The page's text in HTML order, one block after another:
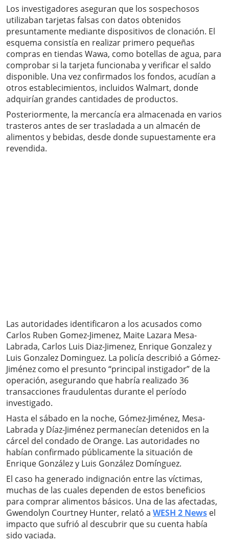
Los investigadores aseguran que los sospechosos
utilizaban tarjetas falsas con datos obtenidos
presuntamente mediante dispositivos de clonación. El
esquema consistía en realizar primero pequeñas
compras en tiendas Wawa, como botellas de agua, para
comprobar si la tarjeta funcionaba y verificar el saldo
disponible. Una vez confirmados los fondos, acudían a
otros establecimientos, incluidos Walmart, donde
adquirían grandes cantidades de productos.
Posteriormente, la mercancía era almacenada en varios
trasteros antes de ser trasladada a un almacén de
alimentos y bebidas, desde donde supuestamente era
revendida.
Las autoridades identificaron a los acusados como
Carlos Ruben Gomez-Jimenez, Maite Lazara Mesa-
Labrada, Carlos Luis Diaz-Jimenez, Enrique Gonzalez y
Luis Gonzalez Dominguez. La policía describió a Gómez-
Jiménez como el presunto “principal instigador” de la
operación, asegurando que habría realizado 36
transacciones fraudulentas durante el período
investigado.
Hasta el sábado en la noche, Gómez-Jiménez, Mesa-
Labrada y Díaz-Jiménez permanecían detenidos en la
cárcel del condado de Orange. Las autoridades no
habían confirmado públicamente la situación de
Enrique González y Luis González Domínguez.
El caso ha generado indignación entre las víctimas,
muchas de las cuales dependen de estos beneficios
para comprar alimentos básicos. Una de las afectadas,
Gwendolyn Courtney Hunter, relató a WESH 2 News el
impacto que sufrió al descubrir que su cuenta había
sido vaciada.